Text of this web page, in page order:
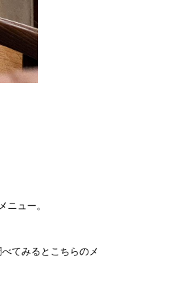
ュー。
てみるとこちらのメ